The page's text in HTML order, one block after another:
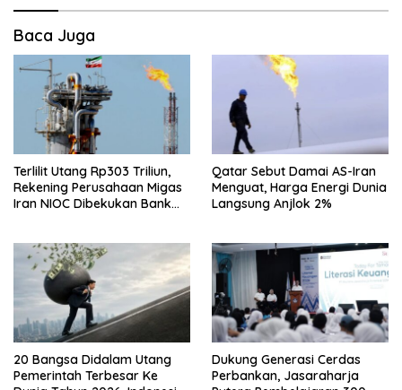
Baca Juga
Terlilit Utang Rp303 Triliun,
Rekening Perusahaan Migas
Iran NIOC Dibekukan Bank
Qatar Sebut Damai AS-Iran
Menguat, Harga Energi Dunia
Langsung Anjlok 2%
20 Bangsa Didalam Utang
Pemerintah Terbesar Ke
Dukung Generasi Cerdas
Perbankan, Jasaraharja